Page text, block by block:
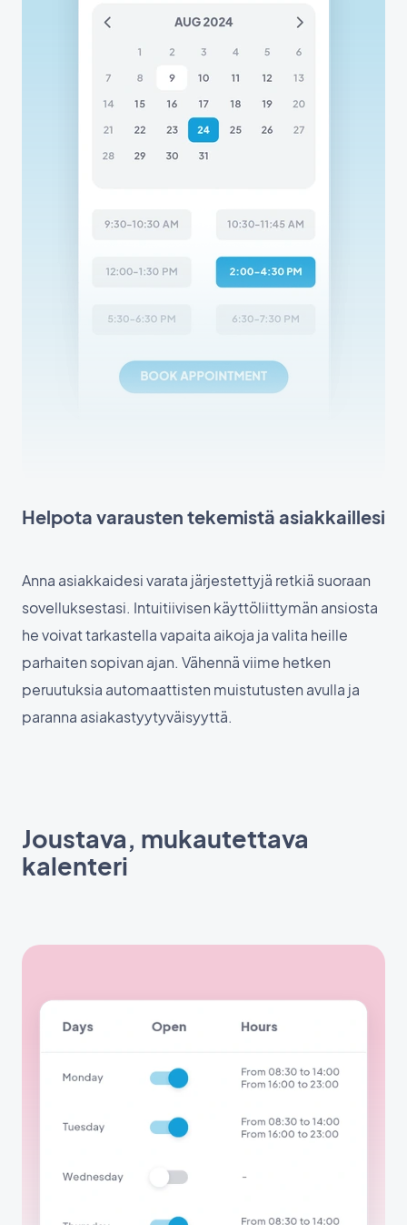
Helpota varausten tekemistä asiakkaillesi
Anna asiakkaidesi varata järjestettyjä retkiä suoraan
sovelluksestasi. Intuitiivisen käyttöliittymän ansiosta
he voivat tarkastella vapaita aikoja ja valita heille
parhaiten sopivan ajan. Vähennä viime hetken
peruutuksia automaattisten muistutusten avulla ja
paranna asiakastyytyväisyyttä.
Joustava, mukautettava
kalenteri